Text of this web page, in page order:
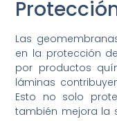
Las
en la protección
por productos
láminas
Esto no solo
también mejora la